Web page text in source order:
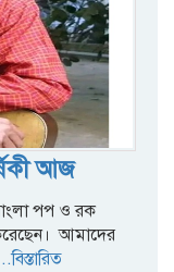
আজ
পপ ও রক
আমাদের